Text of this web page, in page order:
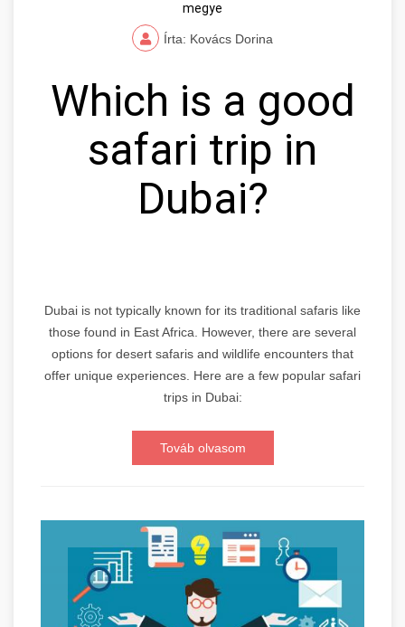
megye
Írta: Kovács Dorina
Which is a good
safari trip in
Dubai?
Dubai is not typically known for its traditional safaris like
those found in East Africa. However, there are several
options for desert safaris and wildlife encounters that
offer unique experiences. Here are a few popular safari
trips in Dubai:
Továb olvasom